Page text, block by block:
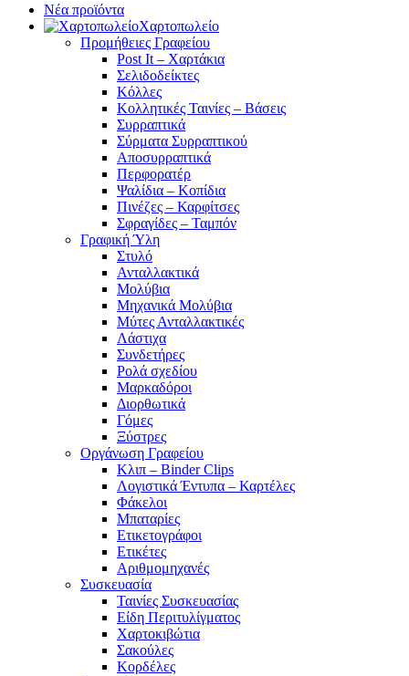
Νέα προϊόντα
Χαρτοπωλείο
Προμήθειες Γραφείου
Post It – Χαρτάκια
Σελιδοδείκτες
Κόλλες
Κολλητικές Ταινίες – Βάσεις
Συρραπτικά
Σύρματα Συρραπτικού
Αποσυρραπτικά
Περφορατέρ
Ψαλίδια – Κοπίδια
Πινέζες – Καρφίτσες
Σφραγίδες – Ταμπόν
Γραφική Ύλη
Στυλό
Ανταλλακτικά
Μολύβια
Μηχανικά Μολύβια
Μύτες Ανταλλακτικές
Λάστιχα
Συνδετήρες
Ρολά σχεδίου
Μαρκαδόροι
Διορθωτικά
Γόμες
Ξύστρες
Οργάνωση Γραφείου
Κλιπ – Binder Clips
Λογιστικά Έντυπα – Καρτέλες
Φάκελοι
Μπαταρίες
Ετικετογράφοι
Ετικέτες
Αριθμομηχανές
Συσκευασία
Ταινίες Συσκευασίας
Είδη Περιτυλίγματος
Χαρτοκιβώτια
Σακούλες
Κορδέλες